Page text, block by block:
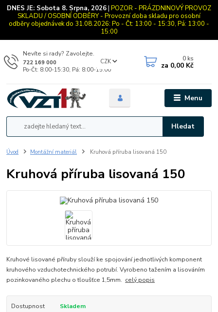
DNES JE: Sobota 8. Srpna, 2026| POZOR - PRÁZDNINOVÝ PROVOZ
SKLADU / OSOBNÍ ODBĚRY - Provozní doba skladu pro osobní
odběry objednávek do 31.08.2026: Po - Čt: 13:00 - 15:30, Pá: 13:00 -
15:00
Menu
CZK
Hledat
Nevíte si rady? Zavolejte.
722 169 000
Po-Čt: 8:00-15:30, Pá: 8:00-15:00
0 ks
za 0,00 Kč
Úvod Montážní materiál Kruhová příruba lisovaná 150
Kruhová příruba lisovaná 150
Kruhové lisované příruby slouží ke spojování jednotlivých komponent
kruhového vzduchotechnického potrubí. Vyrobeno tažením a lisováním
pozinkovaného plechu o tloušťce 1,5mm. celý popis
Dostupnost
Skladem